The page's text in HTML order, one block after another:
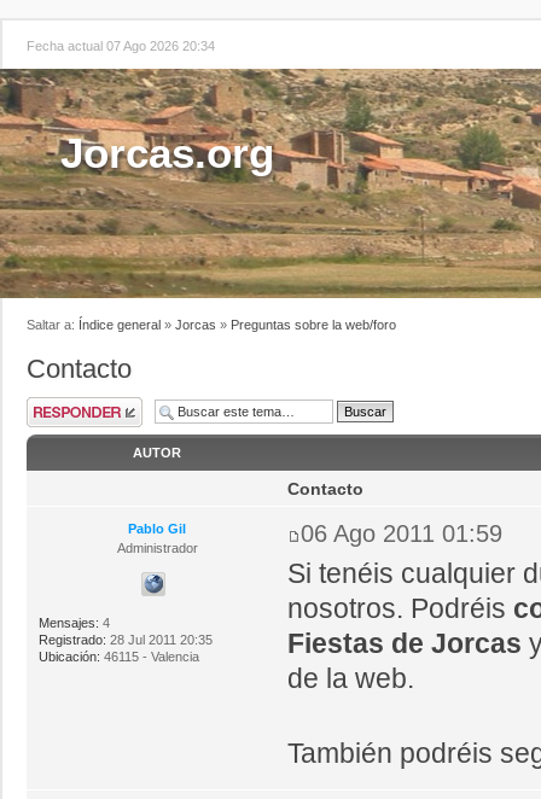
Fecha actual 07 Ago 2026 20:34
Jorcas.org
Saltar a: Índice general » Jorcas » Preguntas sobre la web/foro
Contacto
AUTOR
Pablo Gil
Administrador
Mensajes: 4
Registrado: 28 Jul 2011 20:35
Ubicación: 46115 - Valencia
Contacto
06 Ago 2011 01:59
Si tenéis cualquier
nosotros. Podréis
Fiestas de Jorcas
de la web.
También podréis